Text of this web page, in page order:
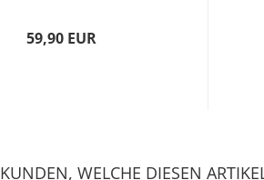
59,90 EUR
KUNDEN, WELCHE DIESEN